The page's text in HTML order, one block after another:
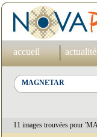
accueil
11 images trouvées pour